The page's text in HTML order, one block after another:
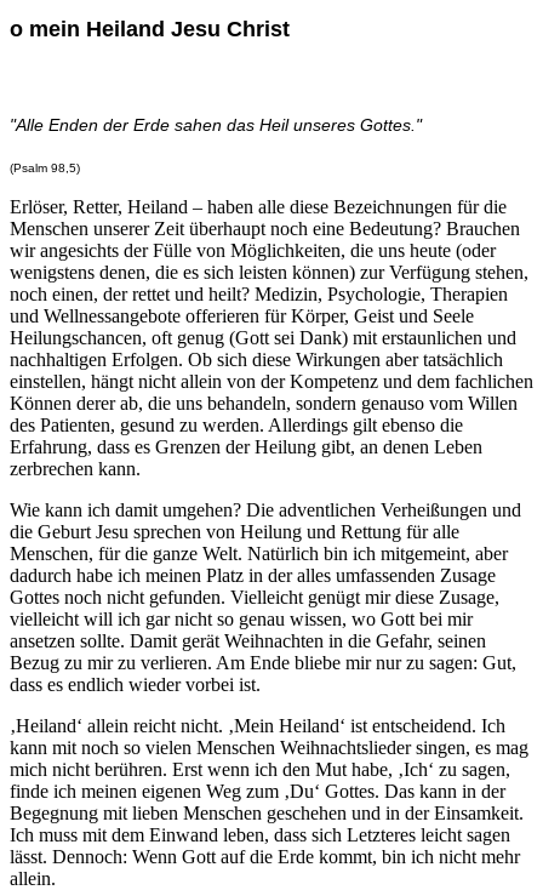
o mein Heiland Jesu Christ
"Alle Enden der Erde sahen das Heil unseres Gottes."
(Psalm 98,5)
Erlöser, Retter, Heiland – haben alle diese Bezeichnungen für die
Menschen unserer Zeit überhaupt noch eine Bedeutung? Brauchen
wir angesichts der Fülle von Möglichkeiten, die uns heute (oder
wenigstens denen, die es sich leisten können) zur Verfügung stehen,
noch einen, der rettet und heilt? Medizin, Psychologie, Therapien
und Wellnessangebote offerieren für Körper, Geist und Seele
Heilungschancen, oft genug (Gott sei Dank) mit erstaunlichen und
nachhaltigen Erfolgen. Ob sich diese Wirkungen aber tatsächlich
einstellen, hängt nicht allein von der Kompetenz und dem fachlichen
Können derer ab, die uns behandeln, sondern genauso vom Willen
des Patienten, gesund zu werden. Allerdings gilt ebenso die
Erfahrung, dass es Grenzen der Heilung gibt, an denen Leben
zerbrechen kann.
Wie kann ich damit umgehen? Die adventlichen Verheißungen und
die Geburt Jesu sprechen von Heilung und Rettung für alle
Menschen, für die ganze Welt. Natürlich bin ich mitgemeint, aber
dadurch habe ich meinen Platz in der alles umfassenden Zusage
Gottes noch nicht gefunden. Vielleicht genügt mir diese Zusage,
vielleicht will ich gar nicht so genau wissen, wo Gott bei mir
ansetzen sollte. Damit gerät Weihnachten in die Gefahr, seinen
Bezug zu mir zu verlieren. Am Ende bliebe mir nur zu sagen: Gut,
dass es endlich wieder vorbei ist.
‚Heiland‘ allein reicht nicht. ‚Mein Heiland‘ ist entscheidend. Ich
kann mit noch so vielen Menschen Weihnachtslieder singen, es mag
mich nicht berühren. Erst wenn ich den Mut habe, ‚Ich‘ zu sagen,
finde ich meinen eigenen Weg zum ‚Du‘ Gottes. Das kann in der
Begegnung mit lieben Menschen geschehen und in der Einsamkeit.
Ich muss mit dem Einwand leben, dass sich Letzteres leicht sagen
lässt. Dennoch: Wenn Gott auf die Erde kommt, bin ich nicht mehr
allein.